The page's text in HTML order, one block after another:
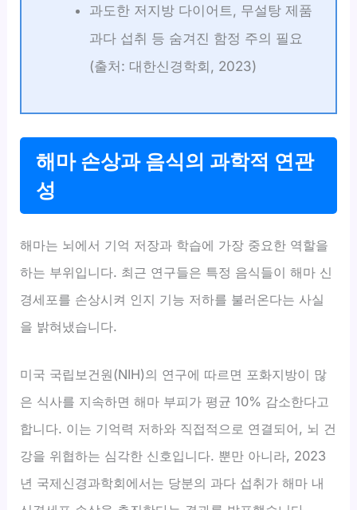
과도한 저지방 다이어트, 무설탕 제품
과다 섭취 등 숨겨진 함정 주의 필요
(출처: 대한신경학회, 2023)
해마 손상과 음식의 과학적 연관
성
해마는 뇌에서 기억 저장과 학습에 가장 중요한 역할을
하는 부위입니다. 최근 연구들은 특정 음식들이 해마 신
경세포를 손상시켜 인지 기능 저하를 불러온다는 사실
을 밝혀냈습니다.
미국 국립보건원(NIH)의 연구에 따르면 포화지방이 많
은 식사를 지속하면 해마 부피가 평균 10% 감소한다고
합니다. 이는 기억력 저하와 직접적으로 연결되어, 뇌 건
강을 위협하는 심각한 신호입니다. 뿐만 아니라, 2023
년 국제신경과학회에서는 당분의 과다 섭취가 해마 내